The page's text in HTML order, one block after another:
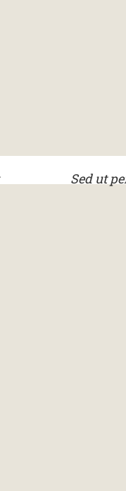
Sed ut